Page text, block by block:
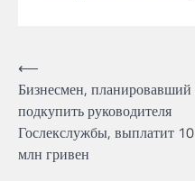
Навігація
записів
⟵
Бизнесмен, планировавший
подкупить руководителя
Гослекслужбы, выплатит 10
млн гривен